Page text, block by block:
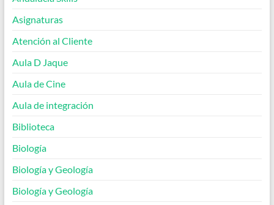
Asignaturas
Atención al Cliente
Aula D Jaque
Aula de Cine
Aula de integración
Biblioteca
Biología
Biología y Geología
Biología y Geología